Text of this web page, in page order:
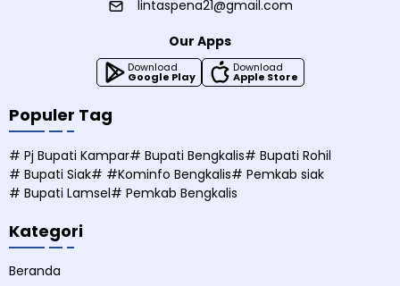
lintaspena21@gmail.com
Our Apps
Download
Google Play
Download
Apple Store
Populer Tag
# Pj Bupati Kampar# Bupati Bengkalis# Bupati Rohil
# Bupati Siak# #Kominfo Bengkalis# Pemkab siak
# Bupati Lamsel# Pemkab Bengkalis
Kategori
Beranda